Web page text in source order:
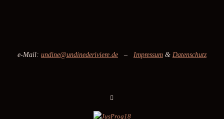
e-Mail: undine@undinederiviere.de – Impressum & Datenschutz